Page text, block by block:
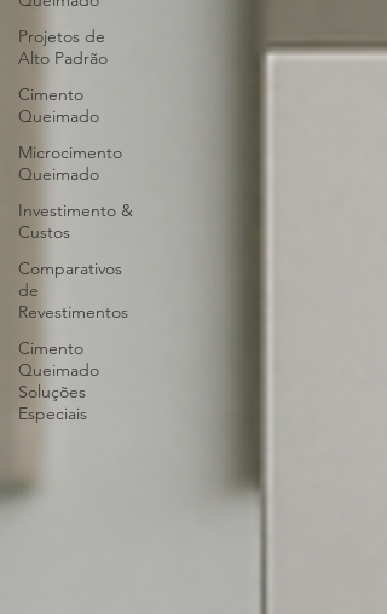
Projetos de
Alto Padrão
Cimento
Queimado
Microcimento
Queimado
Investimento &
Custos
Comparativos
de
Revestimentos
Cimento
Queimado
Soluções
Especiais